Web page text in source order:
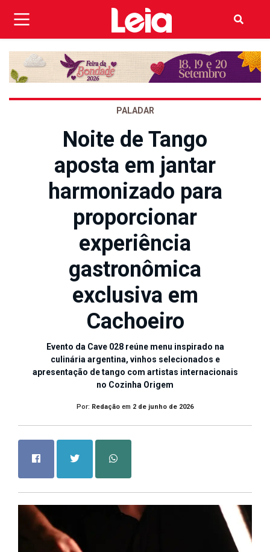
PALADAR
Noite de Tango
aposta em jantar
harmonizado para
proporcionar
experiência
gastronômica
exclusiva em
Cachoeiro
Evento da Cave 028 reúne menu inspirado na
culinária argentina, vinhos selecionados e
apresentação de tango com artistas internacionais
no Cozinha Origem
Por: Redação em 2 de junho de 2026